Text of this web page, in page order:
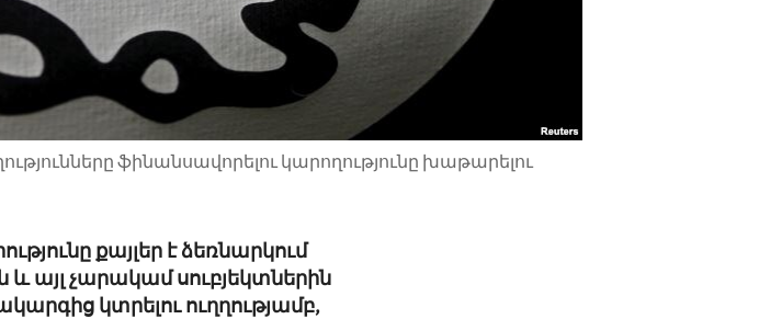
ֆինանսավորելու կարողությունը խաթարելու
քայլեր է ձեռնարկում
այլ չարակամ սուբյեկտներին
կտրելու ուղղությամբ,